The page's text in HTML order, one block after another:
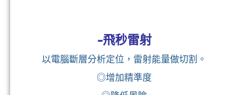
白內障手術相當精細，
手術訴求不僅在安全順利